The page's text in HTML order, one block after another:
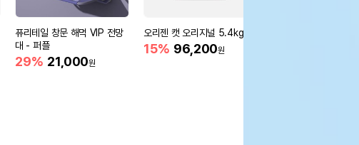
퓨리테일 창문 해먹 VIP 전망
대 - 퍼플
29% 21,000원
오리젠 캣 오리지널 5.4kg
15% 96,200원